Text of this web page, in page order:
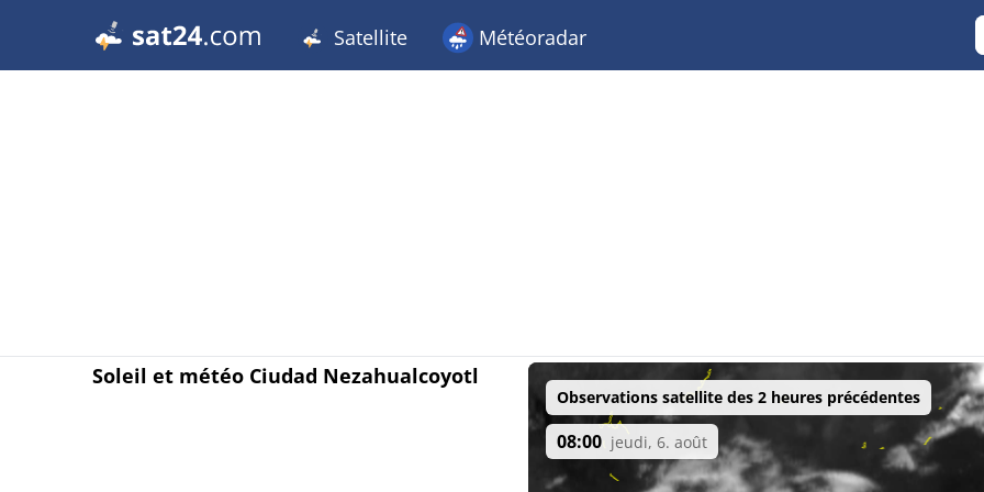
Satellite Météoradar
Soleil et météo Ciudad Nezahualcoyotl
Observations satellite des 2 heures précédentes
08:00 jeudi, 6. août